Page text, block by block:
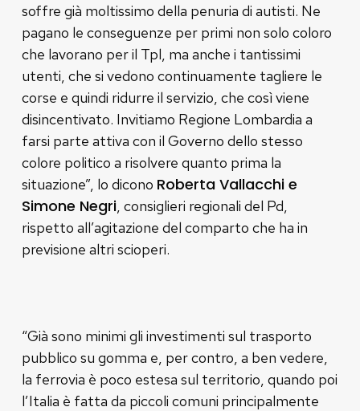
soffre già moltissimo della penuria di autisti. Ne
pagano le conseguenze per primi non solo coloro
che lavorano per il Tpl, ma anche i tantissimi
utenti, che si vedono continuamente tagliere le
corse e quindi ridurre il servizio, che così viene
disincentivato. Invitiamo Regione Lombardia a
farsi parte attiva con il Governo dello stesso
colore politico a risolvere quanto prima la
situazione”, lo dicono Roberta Vallacchi e
Simone Negri, consiglieri regionali del Pd,
rispetto all’agitazione del comparto che ha in
previsione altri scioperi.
“Già sono minimi gli investimenti sul trasporto
pubblico su gomma e, per contro, a ben vedere,
la ferrovia è poco estesa sul territorio, quando poi
l’Italia è fatta da piccoli comuni principalmente